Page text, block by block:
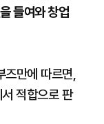
들여와 창업
즈만에 따르면,
적합으로 판